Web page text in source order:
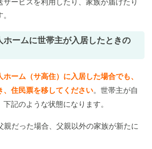
ホームに世帯主が入居したときの
ーム（サ高住）に入居した場合でも、
、住民票を移してください。世帯主が自
記のような状態になります。
親だった場合、父親以外の家族が新たに